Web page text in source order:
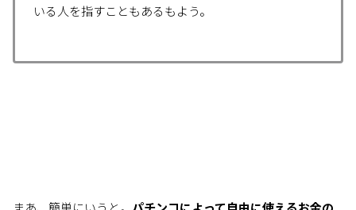
いる人を指すこともあるもよう。